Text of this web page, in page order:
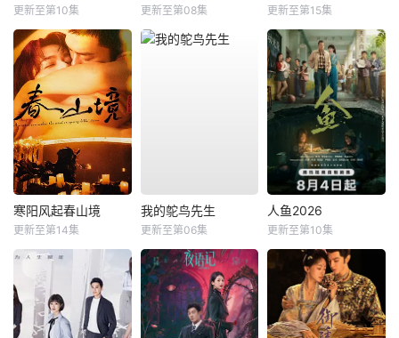
更新至第10集 更新至第08集 更新至第15集
寒阳风起春山境
更新至第14集
我的鸵鸟先生
更新至第06集
人鱼2026
更新至第10集